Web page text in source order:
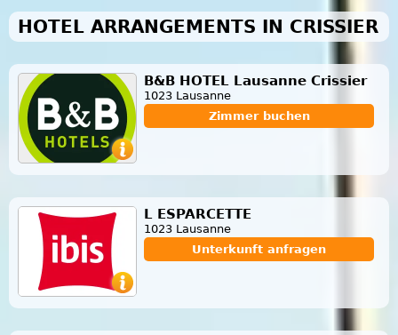
HOTEL ARRANGEMENTS IN CRISSIER
B&B HOTEL Lausanne Crissier
1023 Lausanne
Zimmer buchen
L ESPARCETTE
1023 Lausanne
Unterkunft anfragen